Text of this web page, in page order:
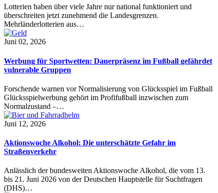
Lotterien haben über viele Jahre nur national funktioniert und
überschreiten jetzt zunehmend die Landesgrenzen.
Mehrländerlotterien aus…
Juni 02, 2026
Werbung für Sportwetten: Dauerpräsenz im Fußball gefährdet
vulnerable Gruppen
Forschende warnen vor Normalisierung von Glücksspiel im Fußball
Glücksspielwerbung gehört im Profifußball inzwischen zum
Normalzustand –…
Juni 12, 2026
Aktionswoche Alkohol: Die unterschätzte Gefahr im
Straßenverkehr
Anlässlich der bundesweiten Aktionswoche Alkohol, die vom 13.
bis 21. Juni 2026 von der Deutschen Hauptstelle für Suchtfragen
(DHS)…